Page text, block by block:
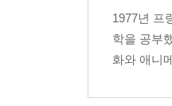
1977년 프
학을 공부
화와 애니